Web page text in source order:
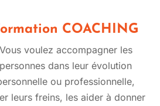
COACHING
Vous voulez accompagner les
personnes dans leur évolution
ou professionnelle,
leurs freins, les aider à donner